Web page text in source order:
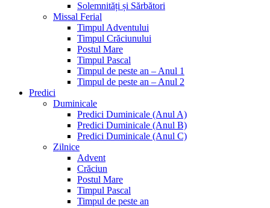
Solemnități și Sărbători
Missal Ferial
Timpul Adventului
Timpul Crăciunului
Postul Mare
Timpul Pascal
Timpul de peste an – Anul 1
Timpul de peste an – Anul 2
Predici
Duminicale
Predici Duminicale (Anul A)
Predici Duminicale (Anul B)
Predici Duminicale (Anul C)
Zilnice
Advent
Crăciun
Postul Mare
Timpul Pascal
Timpul de peste an